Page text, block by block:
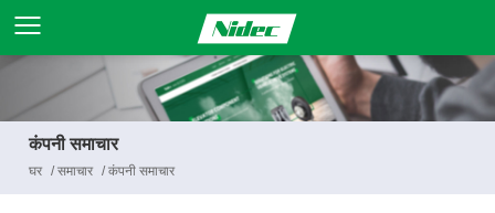
कंपनी समाचार
घर /समाचार /कंपनी समाचार